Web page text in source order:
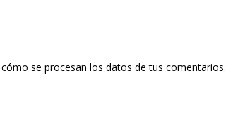
se procesan los datos de tus comentarios.